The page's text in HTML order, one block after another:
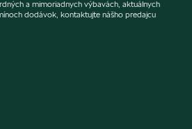
a mimoriadnych výbavách, aktuálnych
dodávok, kontaktujte nášho predajcu